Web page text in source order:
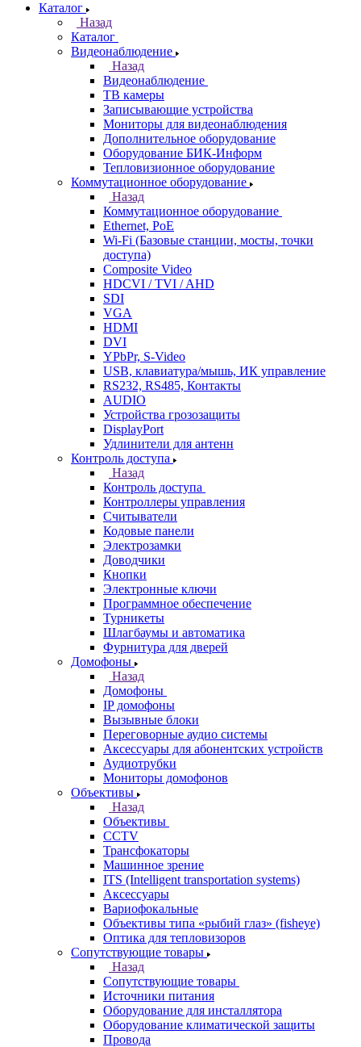
Каталог
Назад
Каталог
Видеонаблюдение
Назад
Видеонаблюдение
ТВ камеры
Записывающие устройства
Мониторы для видеонаблюдения
Дополнительное оборудование
Оборудование БИК-Информ
Тепловизионное оборудование
Коммутационное оборудование
Назад
Коммутационное оборудование
Ethernet, PoE
Wi-Fi (Базовые станции, мосты, точки
доступа)
Composite Video
HDCVI / TVI / AHD
SDI
VGA
HDMI
DVI
YPbPr, S-Video
USB, клавиатура/мышь, ИК управление
RS232, RS485, Контакты
AUDIO
Устройства грозозащиты
DisplayPort
Удлинители для антенн
Контроль доступа
Назад
Контроль доступа
Контроллеры управления
Считыватели
Кодовые панели
Электрозамки
Доводчики
Кнопки
Электронные ключи
Программное обеспечение
Турникеты
Шлагбаумы и автоматика
Фурнитура для дверей
Домофоны
Назад
Домофоны
IP домофоны
Вызывные блоки
Переговорные аудио системы
Аксессуары для абонентских устройств
Аудиотрубки
Мониторы домофонов
Объективы
Назад
Объективы
CCTV
Трансфокаторы
Машинное зрение
ITS (Intelligent transportation systems)
Аксессуары
Вариофокальные
Объективы типа «рыбий глаз» (fisheye)
Оптика для тепловизоров
Сопутствующие товары
Назад
Сопутствующие товары
Источники питания
Оборудование для инсталлятора
Оборудование климатической защиты
Провода